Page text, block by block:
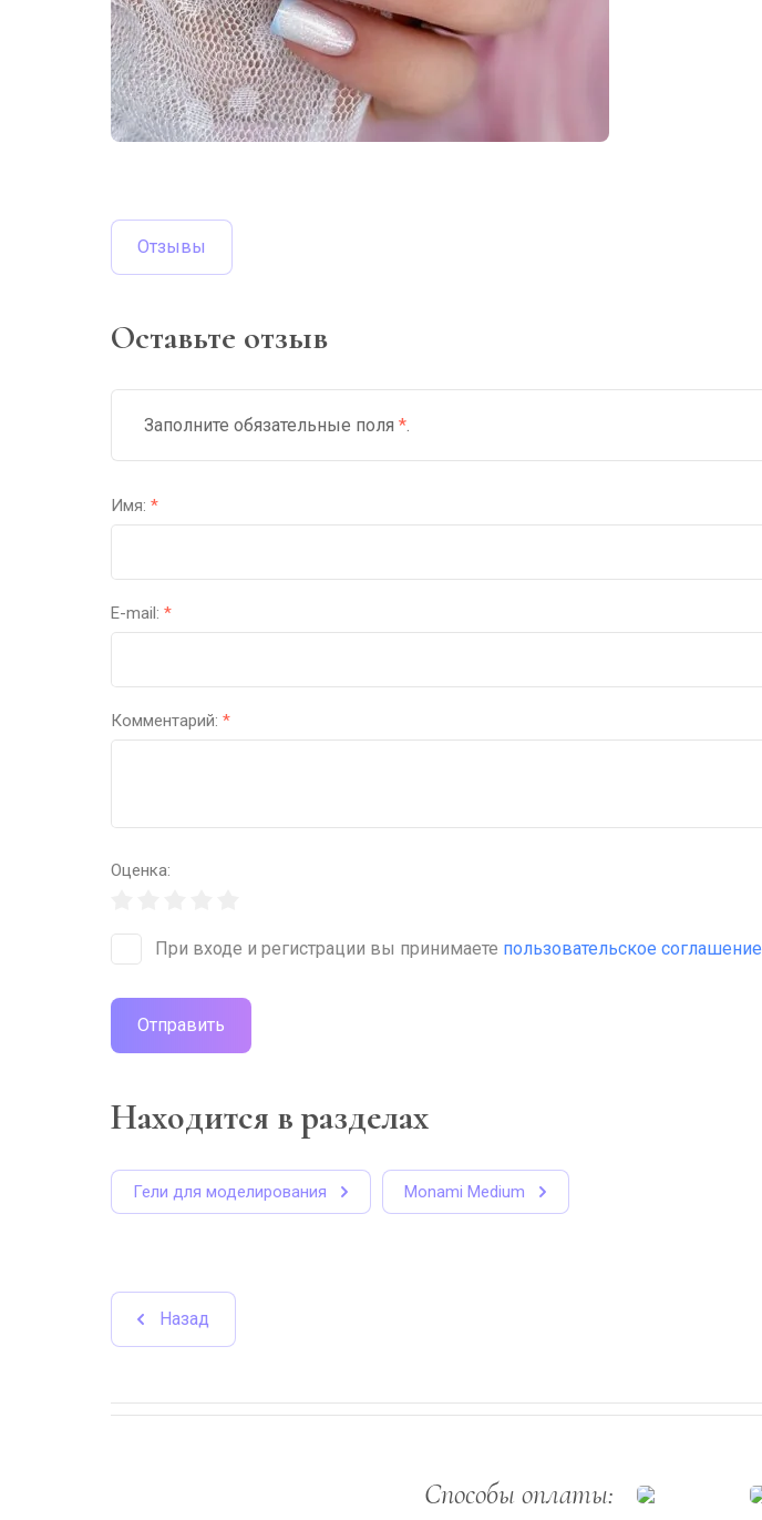
Отзывы
Оставьте отзыв
Заполните обязательные поля *.
Имя: *
E-mail: *
Комментарий: *
Оценка:
При входе и регистрации вы принимаете пользовательское соглашение
Отправить
Находится в разделах
Гели для моделирования Monami Medium
Назад
Способы оплаты: